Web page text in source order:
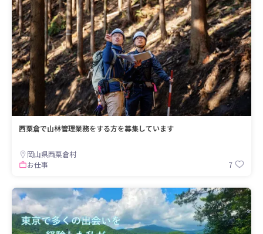
西粟倉で山林管理業務をする方を募集しています
岡山県西粟倉村
お仕事
7